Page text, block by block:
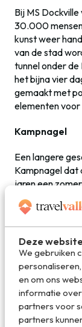
Deze
We gebruiken
en om ons
informatie over
partners voor
partners
Bij MS
30.000
kunst weer
van de stad
tunnel onder de
het bijna vier
gemaakt met
elementen voor
Kampnagel
Een langere
Kampnagel dat
jaren een
bijzonder om
allerlei
toneel, ballet,
Socalled waar
poppenspel,
live-muziek
je vooral moet